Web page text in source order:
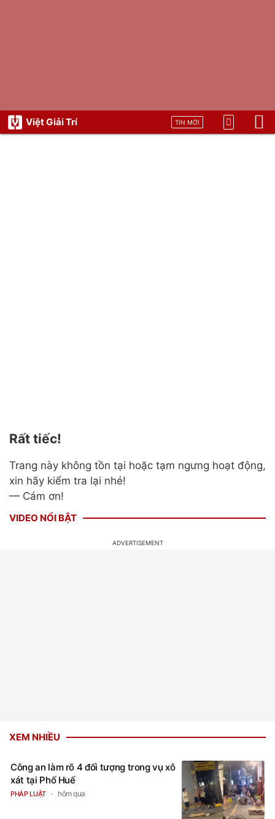
Việt Giải Trí TIN MỚI
Rất tiếc!
Trang này không tồn tại hoặc tạm ngưng hoạt động,
xin hãy kiểm tra lại nhé!
— Cám ơn!
VIDEO NỔI BẬT
XEM NHIỀU
Công an làm rõ 4 đối tượng trong vụ xô
xát tại Phố Huế
PHÁP LUẬT hôm qua